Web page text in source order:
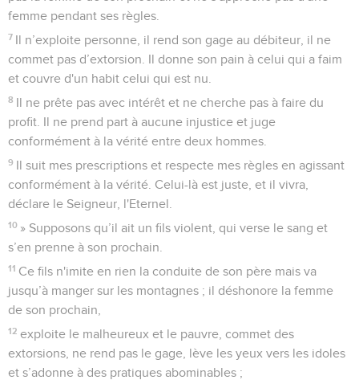
femme pendant ses règles.
7 Il n’exploite personne, il rend son gage au débiteur, il ne
commet pas d’extorsion. Il donne son pain à celui qui a faim
et couvre d'un habit celui qui est nu.
8 Il ne prête pas avec intérêt et ne cherche pas à faire du
profit. Il ne prend part à aucune injustice et juge
conformément à la vérité entre deux hommes.
9 Il suit mes prescriptions et respecte mes règles en agissant
conformément à la vérité. Celui-là est juste, et il vivra,
déclare le Seigneur, l'Eternel.
10 » Supposons qu’il ait un fils violent, qui verse le sang et
s’en prenne à son prochain.
11 Ce fils n'imite en rien la conduite de son père mais va
jusqu’à manger sur les montagnes ; il déshonore la femme
de son prochain,
12 exploite le malheureux et le pauvre, commet des
extorsions, ne rend pas le gage, lève les yeux vers les idoles
et s’adonne à des pratiques abominables ;